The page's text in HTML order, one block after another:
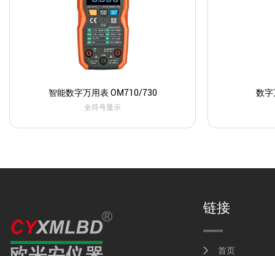
智能数字万用表 OM710/730
全符号显示
数字
链接
首页